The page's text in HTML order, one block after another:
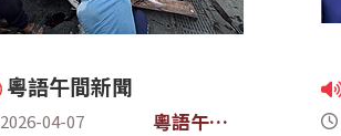
粵語午間新聞
2026-04-07
粵語午間